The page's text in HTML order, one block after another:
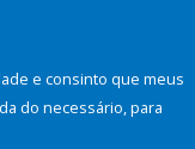
e consinto que meus
do necessário, para